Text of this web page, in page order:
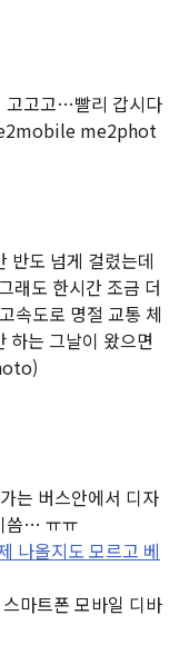
고고고…빨리 갑시다
me2phot
반도 넘게 걸렸는데
래도 한시간 조금 더
속도로 명절 교통 체
하는 그날이 왔으면
는 버스안에서 디자
씀… ㅠㅠ
나올지도 모르고 베
마트폰 모바일 디바